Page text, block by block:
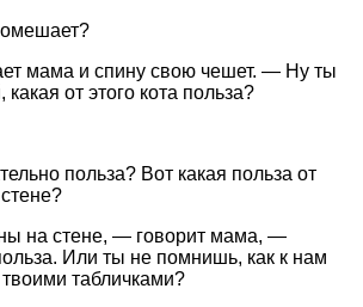
мама и спину свою чешет. — Ну ты
от этого кота польза?
польза? Вот какая польза от
на стене, — говорит мама, —
Или ты не помнишь, как к нам
табличками?